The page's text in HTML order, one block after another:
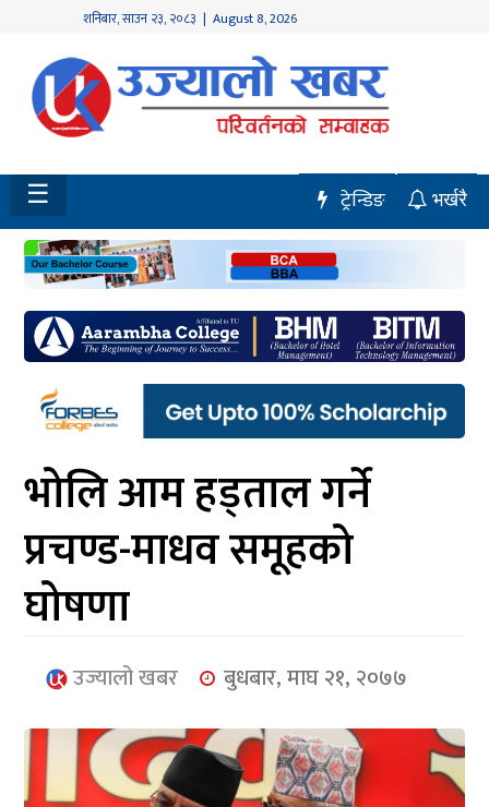
शनिबार,साउन २३, २०८३ | August 8, 2026
होमपेज
नवलपुर
विशेष
मध्य
नेपाल
चितवन
सेरोफेरो
समाचार
आर्थिक
मनोरञ्जन
खेलकुद
प्रबास
युनिकोड
☰ भर्खरै
ट्रेन्डिङ
भोलि आम हड्ताल गर्ने
प्रचण्ड-माधव समूहको
घोषणा
उज्यालो खबर बुधबार, माघ २१, २०७७